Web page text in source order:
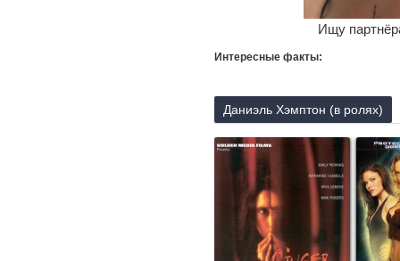
Ищу
Интересные факты:
Даниэль Хэмптон (в ролях)